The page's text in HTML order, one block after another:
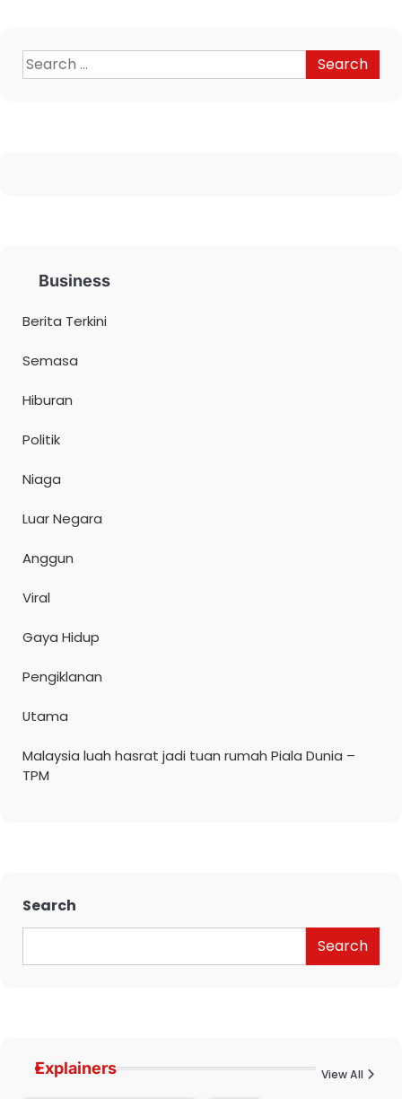
Business
Berita Terkini
Semasa
Hiburan
Politik
Niaga
Luar Negara
Anggun
Viral
Gaya Hidup
Pengiklanan
Utama
Malaysia luah hasrat jadi tuan rumah Piala Dunia –
TPM
Search
Search
Explainers View All